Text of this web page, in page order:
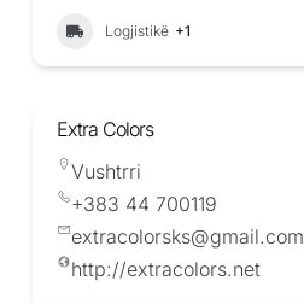
Logjistikë +1
Extra Colors
Vushtrri
+383 44 700119
extracolorsks@gmail.com
http://extracolors.net